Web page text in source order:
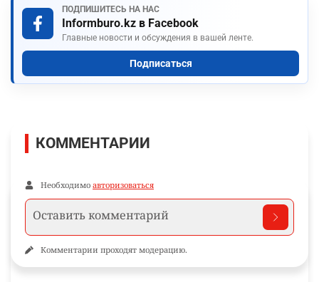
ПОДПИШИТЕСЬ НА НАС
Informburo.kz в Facebook
Главные новости и обсуждения в вашей ленте.
Подписаться
КОММЕНТАРИИ
Необходимо авторизоваться
Комментарии проходят модерацию.